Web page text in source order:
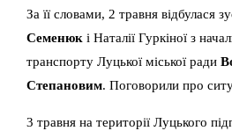
За її словами, 2 травня відбулася
Семенюк і Наталії Гуркіної з
транспорту Луцької міської ради
Степановим. Поговорили про
3 травня на території Луцького